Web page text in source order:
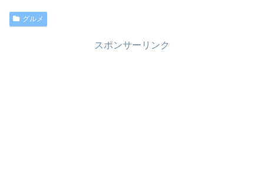
グルメ
スポンサーリンク